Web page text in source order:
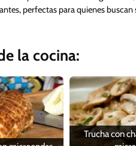
perfectas para quienes
la cocina:
Trucha con